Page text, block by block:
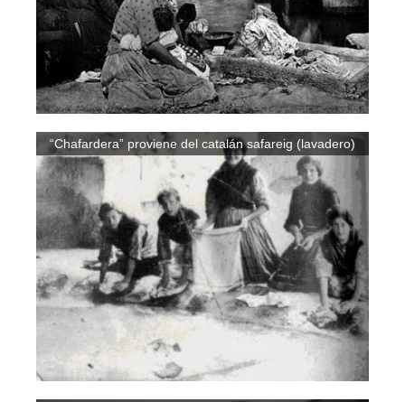
“Chafardera” proviene del catalán safareig (lavadero)